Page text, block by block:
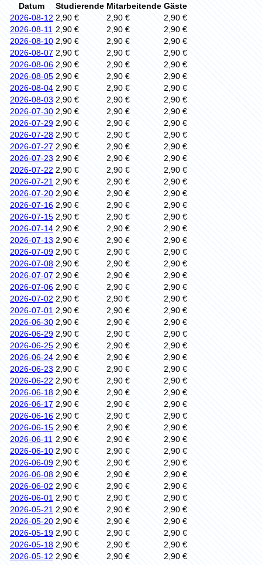
Datum Studierende Mitarbeitende Gäste
2026-08-12 2,90 € 2,90 €
2,90 €
2026-08-11 2,90 € 2,90 €
2,90 €
2026-08-10 2,90 € 2,90 €
2,90 €
2026-08-07 2,90 € 2,90 €
2,90 €
2026-08-06 2,90 € 2,90 €
2,90 €
2026-08-05 2,90 € 2,90 €
2,90 €
2026-08-04 2,90 € 2,90 €
2,90 €
2026-08-03 2,90 € 2,90 €
2,90 €
2026-07-30 2,90 € 2,90 €
2,90 €
2026-07-29 2,90 € 2,90 €
2,90 €
2026-07-28 2,90 € 2,90 €
2,90 €
2026-07-27 2,90 € 2,90 €
2,90 €
2026-07-23 2,90 € 2,90 €
2,90 €
2026-07-22 2,90 € 2,90 €
2,90 €
2026-07-21 2,90 € 2,90 €
2,90 €
2026-07-20 2,90 € 2,90 €
2,90 €
2026-07-16 2,90 € 2,90 €
2,90 €
2026-07-15 2,90 € 2,90 €
2,90 €
2026-07-14 2,90 € 2,90 €
2,90 €
2026-07-13 2,90 € 2,90 €
2,90 €
2026-07-09 2,90 € 2,90 €
2,90 €
2026-07-08 2,90 € 2,90 €
2,90 €
2026-07-07 2,90 € 2,90 €
2,90 €
2026-07-06 2,90 € 2,90 €
2,90 €
2026-07-02 2,90 € 2,90 €
2,90 €
2026-07-01 2,90 € 2,90 €
2,90 €
2026-06-30 2,90 € 2,90 €
2,90 €
2026-06-29 2,90 € 2,90 €
2,90 €
2026-06-25 2,90 € 2,90 €
2,90 €
2026-06-24 2,90 € 2,90 €
2,90 €
2026-06-23 2,90 € 2,90 €
2,90 €
2026-06-22 2,90 € 2,90 €
2,90 €
2026-06-18 2,90 € 2,90 €
2,90 €
2026-06-17 2,90 € 2,90 €
2,90 €
2026-06-16 2,90 € 2,90 €
2,90 €
2026-06-15 2,90 € 2,90 €
2,90 €
2026-06-11 2,90 € 2,90 €
2,90 €
2026-06-10 2,90 € 2,90 €
2,90 €
2026-06-09 2,90 € 2,90 €
2,90 €
2026-06-08 2,90 € 2,90 €
2,90 €
2026-06-02 2,90 € 2,90 €
2,90 €
2026-06-01 2,90 € 2,90 €
2,90 €
2026-05-21 2,90 € 2,90 €
2,90 €
2026-05-20 2,90 € 2,90 €
2,90 €
2026-05-19 2,90 € 2,90 €
2,90 €
2026-05-18 2,90 € 2,90 €
2,90 €
2026-05-12 2,90 € 2,90 €
2,90 €